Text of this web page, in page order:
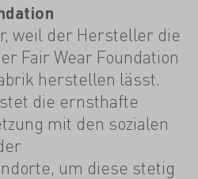
weil der Hersteller die
Fair Wear Foundation
herstellen lässt.
die ernsthafte
mit den sozialen
um diese stetig